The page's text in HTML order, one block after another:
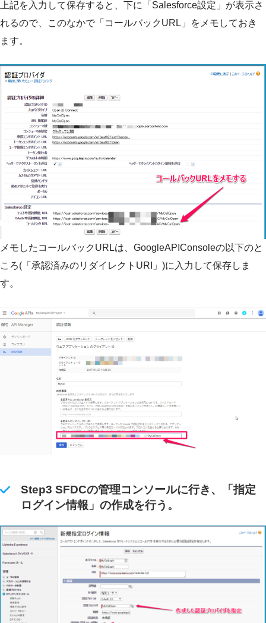
上記を入力して保存すると、下に「Salesforce設定」が表示さ
れるので、このなかで「コールバックURL」をメモしておき
ます。
メモしたコールバックURLは、GoogleAPIConsoleの以下のと
ころ(「承認済みのリダイレクトURI」)に入力して保存しま
す。
Step3 SFDCの管理コンソールに行き、「指定
ログイン情報」の作成を行う。